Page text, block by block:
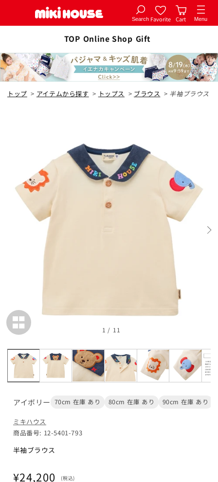
コンテ
Search Favorite Cart Menu
TOP Online Shop Gift
トップ > アイテムから探す > トップス > ブラウス > 半袖ブラウス
1 / 11
アイボリー 70cm 在庫 あり 80cm 在庫 あり 90cm 在庫 あり
ミキハウス
商品番号: 12-5401-793
半袖ブラウス
通
¥24,200 (税込)
カートに追加
全1色
アイボリー
¥24,200
カートに追加
90cm
¥24,200
カートに追加
¥24,200
¥24,200
在庫 あり
カートに追加
閉じる